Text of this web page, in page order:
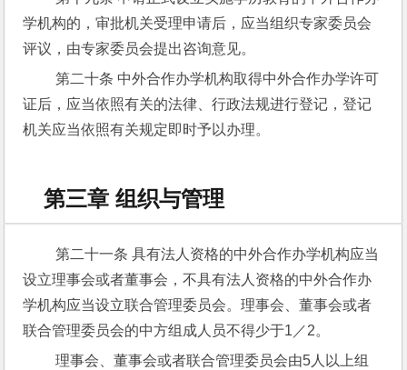
学机构的，审批机关受理申请后，应当组织专家委员会
评议，由专家委员会提出咨询意见。
第二十条 中外合作办学机构取得中外合作办学许可
证后，应当依照有关的法律、行政法规进行登记，登记
机关应当依照有关规定即时予以办理。
第三章 组织与管理
第二十一条 具有法人资格的中外合作办学机构应当
设立理事会或者董事会，不具有法人资格的中外合作办
学机构应当设立联合管理委员会。理事会、董事会或者
联合管理委员会的中方组成人员不得少于1／2。
理事会、董事会或者联合管理委员会由5人以上组